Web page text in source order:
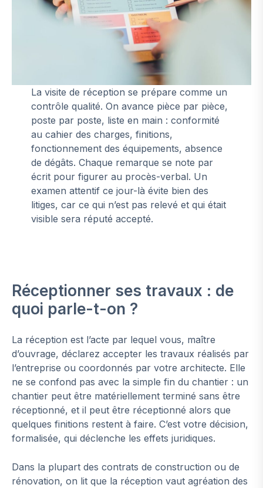
La visite de réception se prépare comme un
contrôle qualité. On avance pièce par pièce,
poste par poste, liste en main : conformité
au cahier des charges, finitions,
fonctionnement des équipements, absence
de dégâts. Chaque remarque se note par
écrit pour figurer au procès-verbal. Un
examen attentif ce jour-là évite bien des
litiges, car ce qui n’est pas relevé et qui était
visible sera réputé accepté.
Réceptionner ses travaux : de
quoi parle-t-on ?
La réception est l’acte par lequel vous, maître
d’ouvrage, déclarez accepter les travaux réalisés par
l’entreprise ou coordonnés par votre architecte. Elle
ne se confond pas avec la simple fin du chantier : un
chantier peut être matériellement terminé sans être
réceptionné, et il peut être réceptionné alors que
quelques finitions restent à faire. C’est votre décision,
formalisée, qui déclenche les effets juridiques.
Dans la plupart des contrats de construction ou de
rénovation, on lit que la réception vaut agréation des